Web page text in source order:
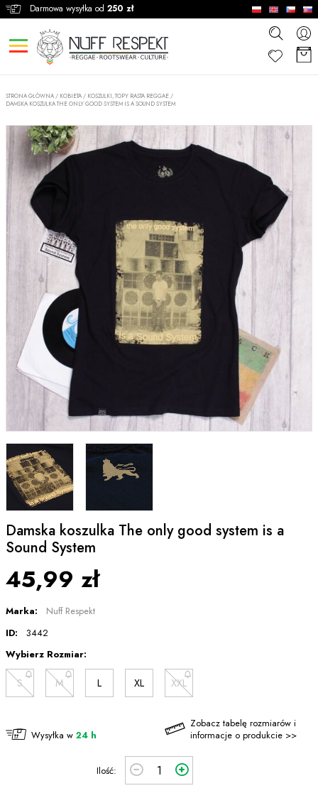
Darmowa wysyłka od 250 zł
STRONA GŁÓWNA / KOBIETA / KOSZULKI, TOPY RASTA REGGAE /
DAMSKA KOSZULKA THE ONLY GOOD SYSTEM IS A SOUND SYSTEM
Damska koszulka The only good system is a
Sound System
45,99 zł
Marka:
Nuff Respekt
ID:
3442
Wybierz Rozmiar:
S M L XL XXL
Wysyłka w 24 h
Zobacz tabelę rozmiarów i
informacje o produkcie >>
Ilość: